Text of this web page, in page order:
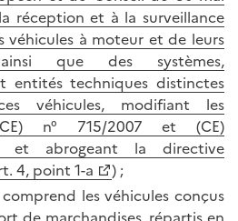
réception et à la surveillance
véhicules à moteur et de leurs
ainsi que des systèmes,
entités techniques distinctes
véhicules, modifiant les
n° 715/2007 et (CE)
et abrogeant la directive
4, point 1-a
) ;
les véhicules conçus